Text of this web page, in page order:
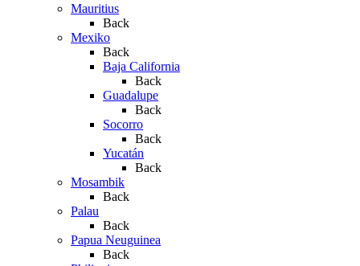
Mauritius
Back
Mexiko
Back
Baja California
Back
Guadalupe
Back
Socorro
Back
Yucatán
Back
Mosambik
Back
Palau
Back
Papua Neuguinea
Back